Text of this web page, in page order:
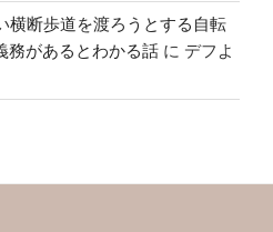
横断歩道を渡ろうとする自転
務があるとわかる話 に デフよ